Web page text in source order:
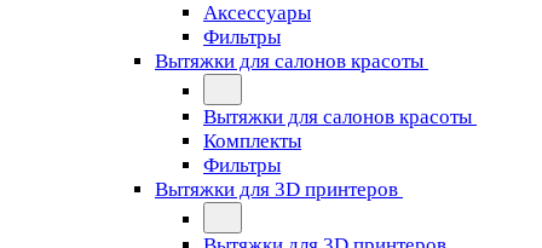
Аксессуары
Фильтры
Вытяжки для салонов красоты
Вытяжки для салонов красоты
Комплекты
Фильтры
Вытяжки для 3D принтеров